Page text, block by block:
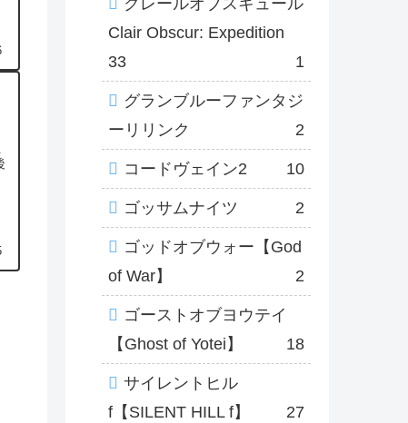
クレールオブスキュール
Clair Obscur: Expedition
33
1
グランブルーファンタジ
ーリリンク
2
コードヴェイン2 10
ゴッサムナイツ 2
ゴッドオブウォー【God
of War】
2
ゴーストオブヨウテイ
【Ghost of Yotei】
18
サイレントヒル
f【SILENT HILL f】
27